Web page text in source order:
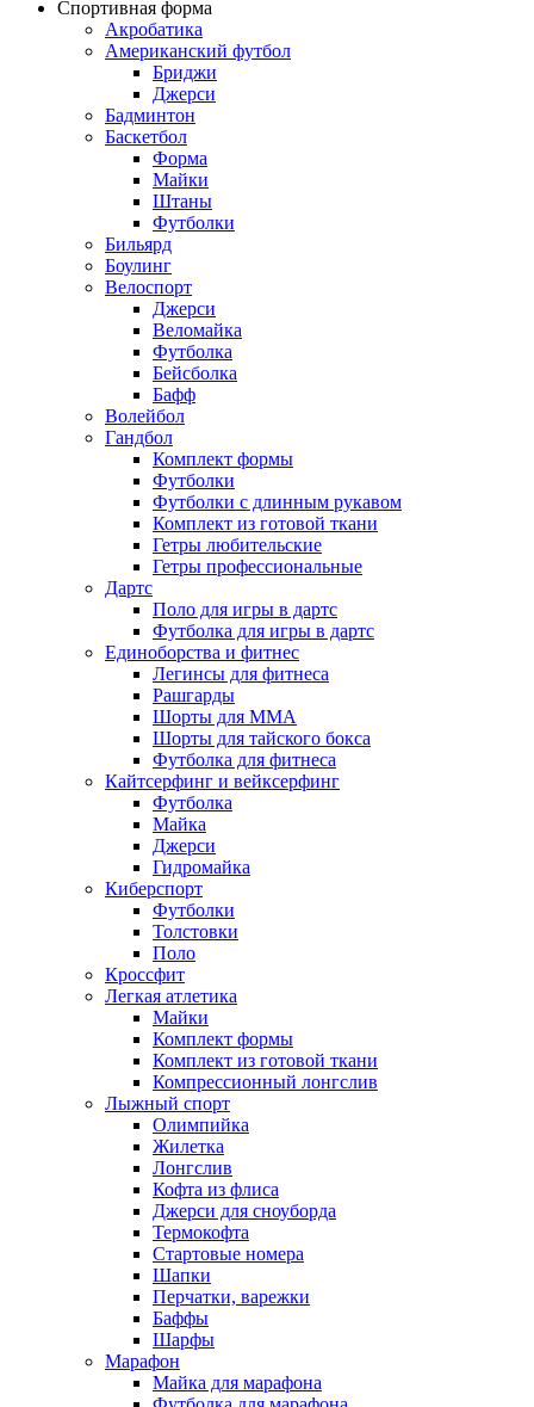
Спортивная форма
Акробатика
Американский футбол
Бриджи
Джерси
Бадминтон
Баскетбол
Форма
Майки
Штаны
Футболки
Бильярд
Боулинг
Велоспорт
Джерси
Веломайка
Футболка
Бейсболка
Бафф
Волейбол
Гандбол
Комплект формы
Футболки
Футболки с длинным рукавом
Комплект из готовой ткани
Гетры любительские
Гетры профессиональные
Дартс
Поло для игры в дартс
Футболка для игры в дартс
Единоборства и фитнес
Легинсы для фитнеса
Рашгарды
Шорты для MMA
Шорты для тайского бокса
Футболка для фитнеса
Кайтсерфинг и вейксерфинг
Футболка
Майка
Джерси
Гидромайка
Киберспорт
Футболки
Толстовки
Поло
Кроссфит
Легкая атлетика
Майки
Комплект формы
Комплект из готовой ткани
Компрессионный лонгслив
Лыжный спорт
Олимпийка
Жилетка
Лонгслив
Кофта из флиса
Джерси для сноуборда
Термокофта
Стартовые номера
Шапки
Перчатки, варежки
Баффы
Шарфы
Марафон
Майка для марафона